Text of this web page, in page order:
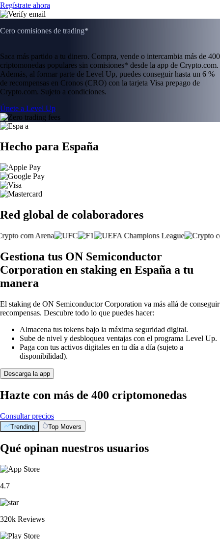
Regístrate ahora
Cero comisiones de trading*
Saca más partido a tu dinero. Compra, vende o intercambia más de 400
criptomonedas populares sin comisiones* desde la app de Crypto.com.
Además, al formar parte de Level Up, puedes conseguir hasta un 6 %
de recompensas en Cronos (CRO) con la tarjeta Visa prepago de
Crypto.com. Sujeto a condiciones.
Únete a Level Up
Hecho para España
Red global de colaboradores
Gestiona tus ON Semiconductor
Corporation en staking en España a tu
manera
El staking de ON Semiconductor Corporation va más allá de conseguir
recompensas. Descubre todo lo que puedes hacer:
Almacena tus tokens bajo la máxima seguridad digital.
Sube de nivel y desbloquea ventajas con el programa Level Up.
Paga con tus activos digitales en tu día a día (sujeto a
disponibilidad).
Descarga la app
Hazte con más de 400 criptomonedas
Consultar precios
Trending Top Movers
Qué opinan nuestros usuarios
4.7
320k Reviews